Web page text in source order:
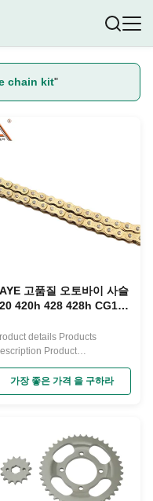
chain kit"
고품질 오토바이 사슬
420h 428 428h CG125
CD70용 사슬 및 스
렉트 키트
details Products
Product
Model
AX100 GN125
FAQ
가장 좋은 가격 을 구하라